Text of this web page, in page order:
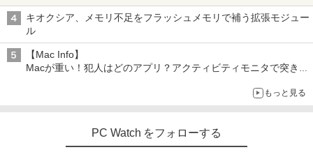
キオクシア、メモリ不足をフラッシュメモリで補う拡張モジュー
ル
【Mac Info】
Macが重い！犯人はどのアプリ？アクティビティモニタで突き止
もっと見る
PC Watch をフォローする